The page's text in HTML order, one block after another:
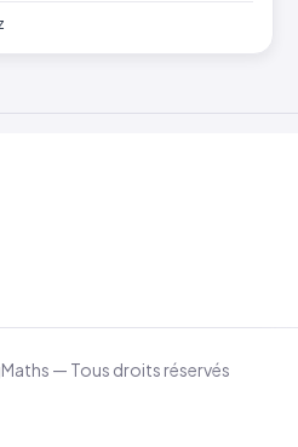
— Tous droits réservés